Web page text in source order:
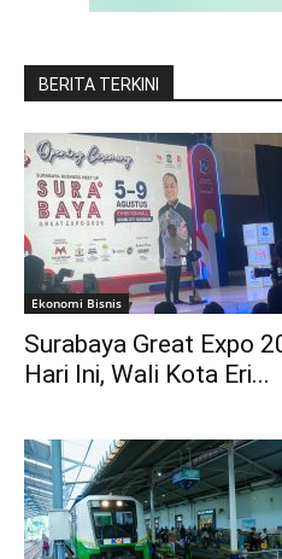
BERITA TERKINI
Ekonomi Bisnis
Surabaya Great Expo
Hari Ini, Wali Kota Eri...